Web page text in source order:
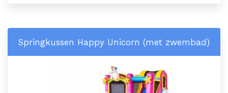
Springkussen Happy Unicorn (met zwembad)